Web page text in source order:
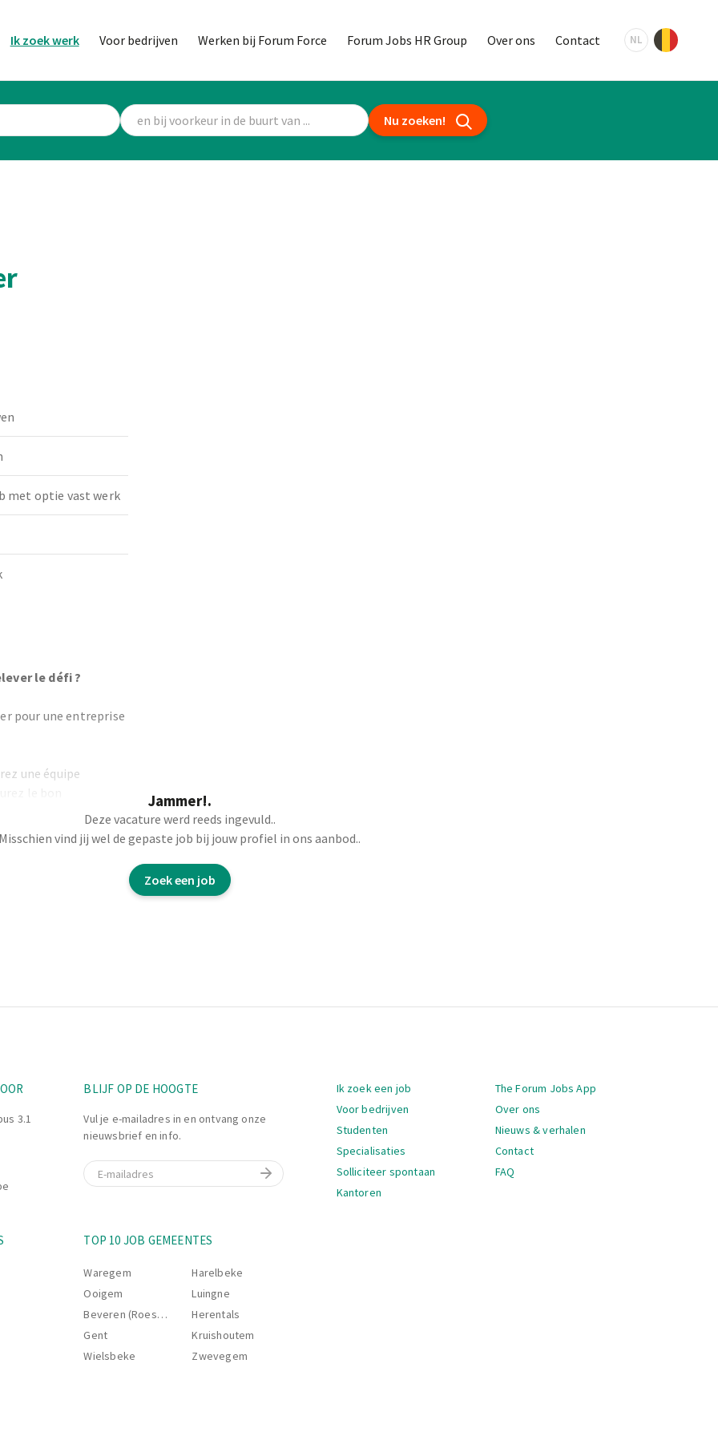
Ik zoek werk Voor bedrijven Werken bij Forum Force Forum Jobs HR Group Over ons Contact NL
Nu zoeken!
met optie vast werk
le défi ?
pour une entreprise
une équipe
des standards
Jammer!.
Deze vacature werd reeds ingevuld..
Misschien vind jij wel de gepaste job bij jouw profiel in ons aanbod..
Zoek een job
3.1
BLIJF OP DE HOOGTE
Vul je e-mailadres in en ontvang onze
nieuwsbrief en info.
E-mail
Navigatie
Ik zoek een job
Voor bedrijven
Studenten
Specialisaties
Solliciteer spontaan
Kantoren
The Forum Jobs App
Over ons
Nieuws & verhalen
Contact
FAQ
TOP 10 JOB GEMEENTES
Waregem
Ooigem
Beveren (Roeselare)
Gent
Wielsbeke
Harelbeke
Luingne
Herentals
Kruishoutem
Zwevegem